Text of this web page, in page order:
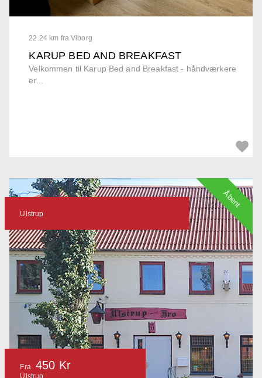
22.24 km fra Viborg
KARUP BED AND BREAKFAST
Velkommen til Karup Bed and Breakfast - håndværkere
er...
Ulstrup
Fra 450 Kr
Åbent